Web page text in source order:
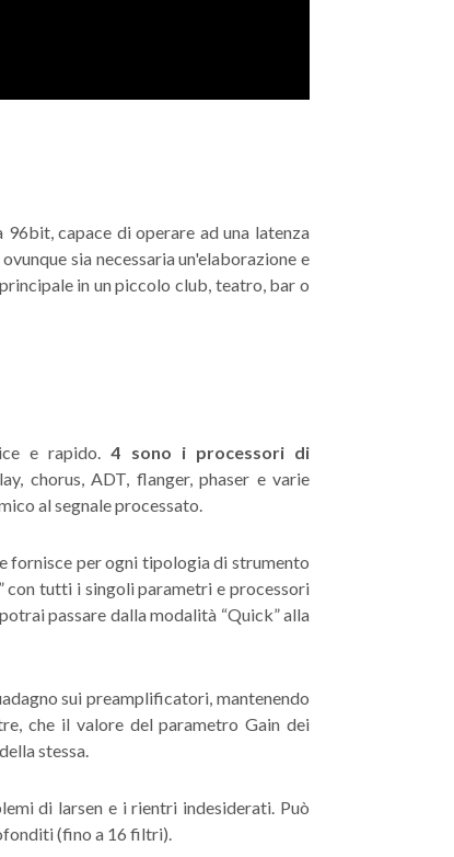
capace di operare ad una latenza
sia necessaria un'elaborazione e
in un piccolo club, teatro, bar o
e rapido.4 sono i processori di
chorus, ADT, flanger, phaser e varie
al segnale processato.
fornisce per ogni tipologia di strumento
con tutti i singoli parametri e processori
passare dalla modalità “Quick” alla
sui preamplificatori, mantenendo
che il valore del parametro Gain dei
stessa.
di larsen e i rientri indesiderati. Può
(fino a 16 filtri).